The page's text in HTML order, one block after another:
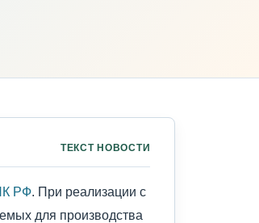
ТЕКСТ НОВОСТИ
РФ. При реализации с
для производства